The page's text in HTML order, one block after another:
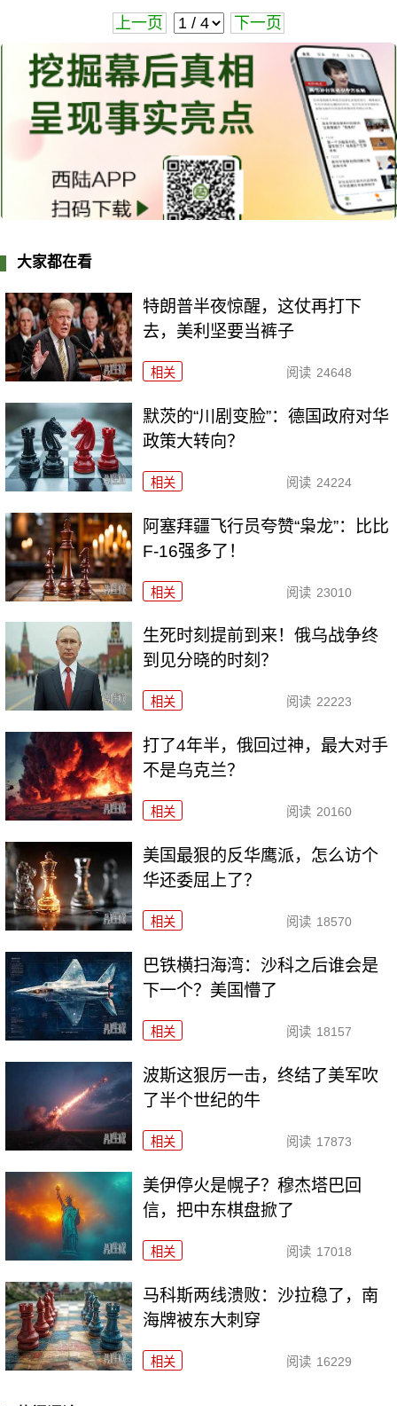
上一页 下一页
大家都在看
特朗普半夜惊醒，这仗再打下
去，美利坚要当裤子
相关 阅读 24648
默茨的“川剧变脸”：德国政府对华
政策大转向？
相关 阅读 24224
阿塞拜疆飞行员夸赞“枭龙”：比比
F-16强多了！
相关 阅读 23010
生死时刻提前到来！俄乌战争终
到见分晓的时刻？
相关 阅读 22223
打了4年半，俄回过神，最大对手
不是乌克兰？
相关 阅读 20160
美国最狠的反华鹰派，怎么访个
华还委屈上了？
相关 阅读 18570
巴铁横扫海湾：沙科之后谁会是
下一个？美国懵了
相关 阅读 18157
波斯这狠厉一击，终结了美军吹
了半个世纪的牛
相关 阅读 17873
美伊停火是幌子？穆杰塔巴回
信，把中东棋盘掀了
相关 阅读 17018
马科斯两线溃败：沙拉稳了，南
海牌被东大刺穿
相关 阅读 16229